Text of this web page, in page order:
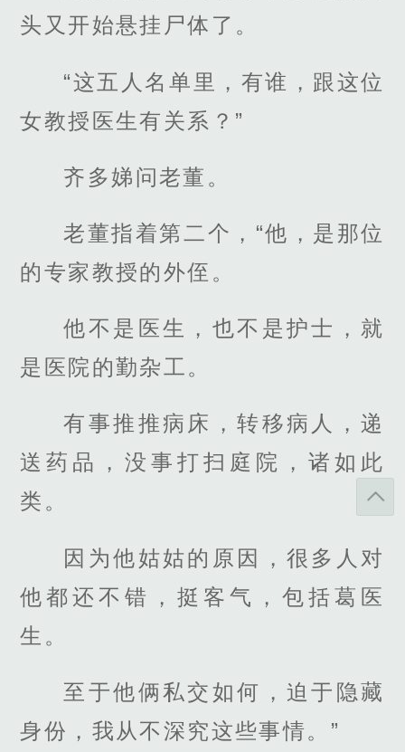
头又开始悬挂尸体了。
“这五人名单里，有谁，跟这位
女教授医生有关系？”
齐多娣问老董。
老董指着第二个，“他，是那位
的专家教授的外侄。
他不是医生，也不是护士，就
是医院的勤杂工。
有事推推病床，转移病人，递
送药品，没事打扫庭院，诸如此
类。
因为他姑姑的原因，很多人对
他都还不错，挺客气，包括葛医
生。
至于他俩私交如何，迫于隐藏
身份，我从不深究这些事情。”